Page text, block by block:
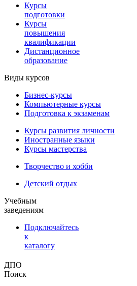
Курсы
подготовки
Курсы
повышения
квалификации
Дистанционное
образование
Виды курсов
Бизнес-курсы
Компьютерные курсы
Подготовка к экзаменам
Курсы развития личности
Иностранные языки
Курсы мастерства
Творчество и хобби
Детский отдых
Учебным
заведениям
Подключайтесь
к
каталогу
ДПО
Поиск